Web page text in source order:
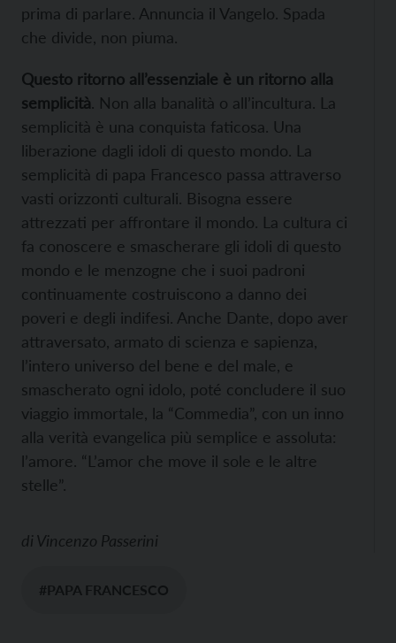
prima di parlare. Annuncia il Vangelo. Spada
che divide, non piuma.
Questo ritorno all’essenziale è un ritorno alla
semplicità. Non alla banalità o all’incultura. La
semplicità è una conquista faticosa. Una
liberazione dagli idoli di questo mondo. La
semplicità di papa Francesco passa attraverso
vasti orizzonti culturali. Bisogna essere
attrezzati per affrontare il mondo. La cultura ci
fa conoscere e smascherare gli idoli di questo
mondo e le menzogne che i suoi padroni
continuamente costruiscono a danno dei
poveri e degli indifesi. Anche Dante, dopo aver
attraversato, armato di scienza e sapienza,
l’intero universo del bene e del male, e
smascherato ogni idolo, poté concludere il suo
viaggio immortale, la “Commedia”, con un inno
alla verità evangelica più semplice e assoluta:
l’amore. “L’amor che move il sole e le altre
stelle”.
di Vincenzo Passerini
#PAPA FRANCESCO